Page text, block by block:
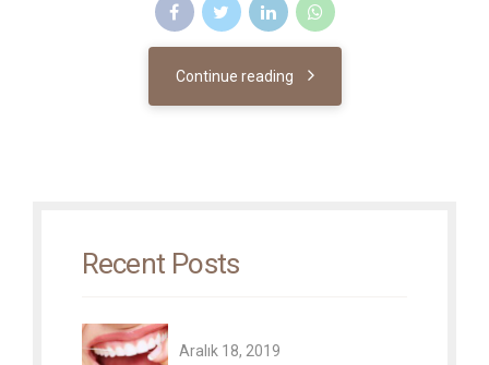
Continue reading
Recent Posts
Aralık 18, 2019